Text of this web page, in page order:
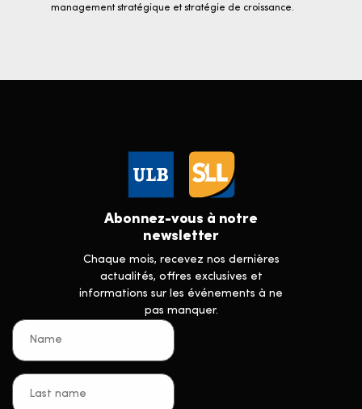
management stratégique et stratégie de croissance.
Abonnez-vous à notre
newsletter
Chaque mois, recevez nos dernières
actualités, offres exclusives et
informations sur les événements à ne
pas manquer.